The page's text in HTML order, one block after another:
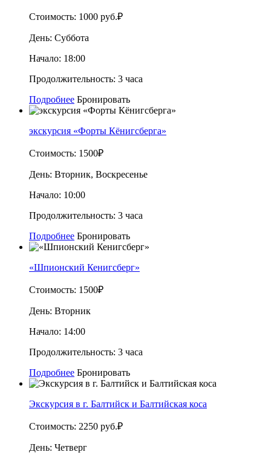
Стоимость: 1000 руб.₽
День: Суббота
Начало: 18:00
Продолжительность: 3 часа
Подробнее Бронировать
экскурсия «Форты Кёнигсберга»
Стоимость: 1500₽
День: Вторник, Воскресенье
Начало: 10:00
Продолжительность: 3 часа
Подробнее Бронировать
«Шпионский Кенигсберг»
Стоимость: 1500₽
День: Вторник
Начало: 14:00
Продолжительность: 3 часа
Подробнее Бронировать
Экскурсия в г. Балтийск и Балтийская коса
Стоимость: 2250 руб.₽
День: Четверг